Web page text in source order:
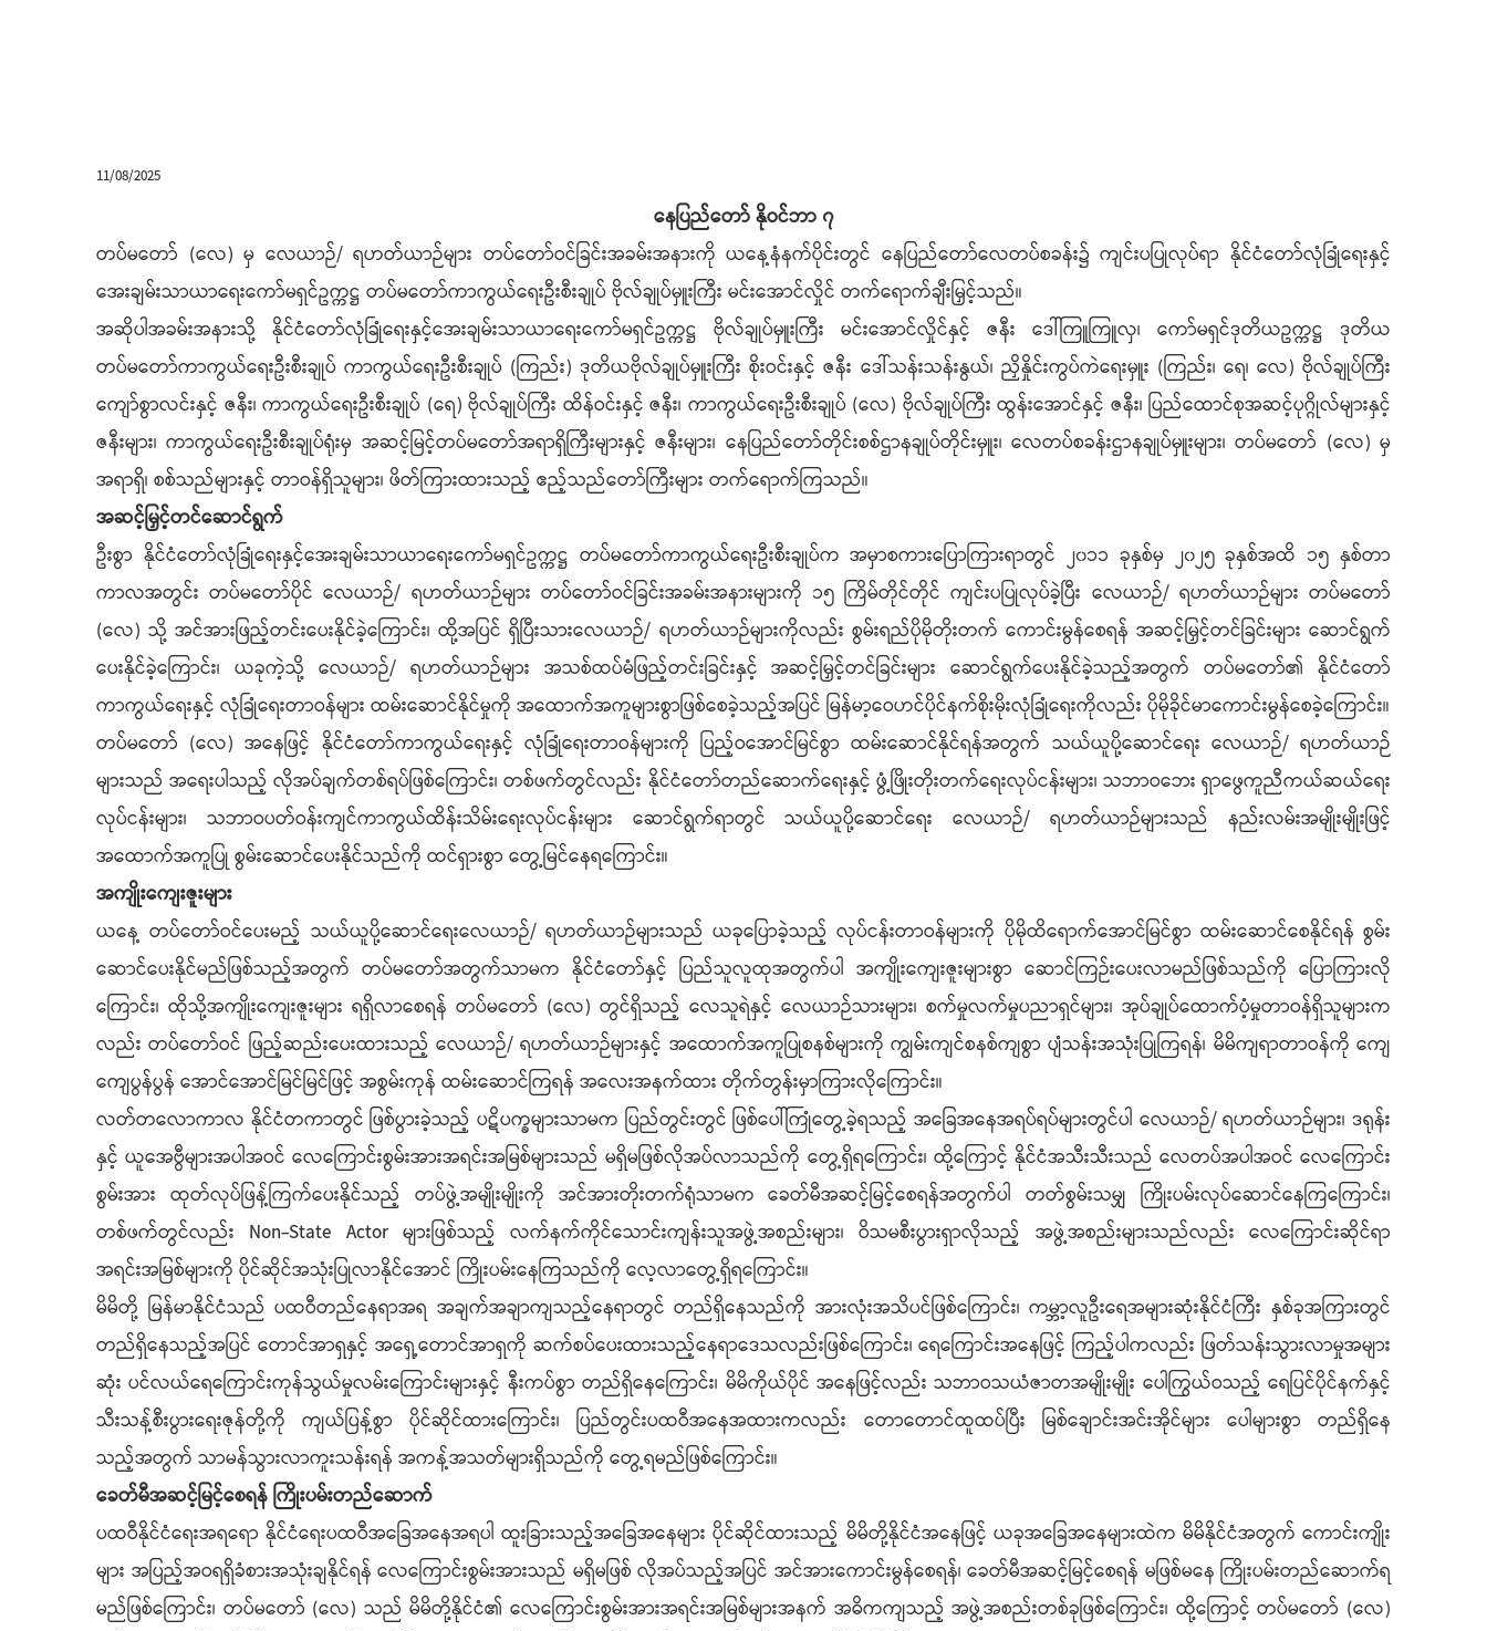
11/08/2025
နေပြည်တော် နိုဝင်ဘာ ၇
တပ်မတော် (လေ) မှ လေယာဉ်/ ရဟတ်ယာဉ်များ တပ်တော်ဝင်ခြင်းအခမ်းအနားကို ယနေ့နံနက်ပိုင်းတွင် နေပြည်တော်လေတပ်စခန်း၌ ကျင်းပပြုလုပ်ရာ နိုင်ငံတော်လုံခြုံရေးနှင့်
အေးချမ်းသာယာရေးကော်မရှင်ဥက္ကဋ္ဌ တပ်မတော်ကာကွယ်ရေးဦးစီးချုပ် ဗိုလ်ချုပ်မှူးကြီး မင်းအောင်လှိုင် တက်ရောက်ချီးမြှင့်သည်။
အဆိုပါအခမ်းအနားသို့ နိုင်ငံတော်လုံခြုံရေးနှင့်အေးချမ်းသာယာရေးကော်မရှင်ဥက္ကဋ္ဌ ဗိုလ်ချုပ်မှူးကြီး မင်းအောင်လှိုင်နှင့် ဇနီး ဒေါ်ကြူကြူလှ၊ ကော်မရှင်ဒုတိယဥက္ကဋ္ဌ ဒုတိယ
တပ်မတော်ကာကွယ်ရေးဦးစီးချုပ် ကာကွယ်ရေးဦးစီးချုပ် (ကြည်း) ဒုတိယဗိုလ်ချုပ်မှူးကြီး စိုးဝင်းနှင့် ဇနီး ဒေါ်သန်းသန်းနွယ်၊ ညှိနှိုင်းကွပ်ကဲရေးမှူး (ကြည်း၊ ရေ၊ လေ) ဗိုလ်ချုပ်ကြီး
ကျော်စွာလင်းနှင့် ဇနီး၊ ကာကွယ်ရေးဦးစီးချုပ် (ရေ) ဗိုလ်ချုပ်ကြီး ထိန်ဝင်းနှင့် ဇနီး၊ ကာကွယ်ရေးဦးစီးချုပ် (လေ) ဗိုလ်ချုပ်ကြီး ထွန်းအောင်နှင့် ဇနီး၊ ပြည်ထောင်စုအဆင့်ပုဂ္ဂိုလ်များနှင့်
ဇနီးများ၊ ကာကွယ်ရေးဦးစီးချုပ်ရုံးမှ အဆင့်မြင့်တပ်မတော်အရာရှိကြီးများနှင့် ဇနီးများ၊ နေပြည်တော်တိုင်းစစ်ဌာနချုပ်တိုင်းမှူး၊ လေတပ်စခန်းဌာနချုပ်မှူးများ၊ တပ်မတော် (လေ) မှ
အရာရှိ၊ စစ်သည်များနှင့် တာဝန်ရှိသူများ၊ ဖိတ်ကြားထားသည့် ဧည့်သည်တော်ကြီးများ တက်ရောက်ကြသည်။
အဆင့်မြှင့်တင်ဆောင်ရွက်
ဦးစွာ နိုင်ငံတော်လုံခြုံရေးနှင့်အေးချမ်းသာယာရေးကော်မရှင်ဥက္ကဋ္ဌ တပ်မတော်ကာကွယ်ရေးဦးစီးချုပ်က အမှာစကားပြောကြားရာတွင် ၂၀၁၁ ခုနှစ်မှ ၂၀၂၅ ခုနှစ်အထိ ၁၅ နှစ်တာ
ကာလအတွင်း တပ်မတော်ပိုင် လေယာဉ်/ ရဟတ်ယာဉ်များ တပ်တော်ဝင်ခြင်းအခမ်းအနားများကို ၁၅ ကြိမ်တိုင်တိုင် ကျင်းပပြုလုပ်ခဲ့ပြီး လေယာဉ်/ ရဟတ်ယာဉ်များ တပ်မတော်
(လေ) သို့ အင်အားဖြည့်တင်းပေးနိုင်ခဲ့ကြောင်း၊ ထို့အပြင် ရှိပြီးသားလေယာဉ်/ ရဟတ်ယာဉ်များကိုလည်း စွမ်းရည်ပိုမိုတိုးတက် ကောင်းမွန်စေရန် အဆင့်မြှင့်တင်ခြင်းများ ဆောင်ရွက်
ပေးနိုင်ခဲ့ကြောင်း၊ ယခုကဲ့သို့ လေယာဉ်/ ရဟတ်ယာဉ်များ အသစ်ထပ်မံဖြည့်တင်းခြင်းနှင့် အဆင့်မြှင့်တင်ခြင်းများ ဆောင်ရွက်ပေးနိုင်ခဲ့သည့်အတွက် တပ်မတော်၏ နိုင်ငံတော်
ကာကွယ်ရေးနှင့် လုံခြုံရေးတာဝန်များ ထမ်းဆောင်နိုင်မှုကို အထောက်အကူများစွာဖြစ်စေခဲ့သည့်အပြင် မြန်မာ့ဝေဟင်ပိုင်နက်စိုးမိုးလုံခြုံရေးကိုလည်း ပိုမိုခိုင်မာကောင်းမွန်စေခဲ့ကြောင်း။
တပ်မတော် (လေ) အနေဖြင့် နိုင်ငံတော်ကာကွယ်ရေးနှင့် လုံခြုံရေးတာဝန်များကို ပြည့်ဝအောင်မြင်စွာ ထမ်းဆောင်နိုင်ရန်အတွက် သယ်ယူပို့ဆောင်ရေး လေယာဉ်/ ရဟတ်ယာဉ်
များသည် အရေးပါသည့် လိုအပ်ချက်တစ်ရပ်ဖြစ်ကြောင်း၊ တစ်ဖက်တွင်လည်း နိုင်ငံတော်တည်ဆောက်ရေးနှင့် ဖွံ့ဖြိုးတိုးတက်ရေးလုပ်ငန်းများ၊ သဘာဝဘေး ရှာဖွေကူညီကယ်ဆယ်ရေး
လုပ်ငန်းများ၊ သဘာဝပတ်ဝန်းကျင်ကာကွယ်ထိန်းသိမ်းရေးလုပ်ငန်းများ ဆောင်ရွက်ရာတွင် သယ်ယူပို့ဆောင်ရေး လေယာဉ်/ ရဟတ်ယာဉ်များသည် နည်းလမ်းအမျိုးမျိုးဖြင့်
အထောက်အကူပြု စွမ်းဆောင်ပေးနိုင်သည်ကို ထင်ရှားစွာ တွေ့မြင်နေရကြောင်း။
အကျိုးကျေးဇူးများ
ယနေ့ တပ်တော်ဝင်ပေးမည့် သယ်ယူပို့ဆောင်ရေးလေယာဉ်/ ရဟတ်ယာဉ်များသည် ယခုပြောခဲ့သည့် လုပ်ငန်းတာဝန်များကို ပိုမိုထိရောက်အောင်မြင်စွာ ထမ်းဆောင်စေနိုင်ရန် စွမ်း
ဆောင်ပေးနိုင်မည်ဖြစ်သည့်အတွက် တပ်မတော်အတွက်သာမက နိုင်ငံတော်နှင့် ပြည်သူလူထုအတွက်ပါ အကျိုးကျေးဇူးများစွာ ဆောင်ကြဉ်းပေးလာမည်ဖြစ်သည်ကို ပြောကြားလို
ကြောင်း၊ ထိုသို့အကျိုးကျေးဇူးများ ရရှိလာစေရန် တပ်မတော် (လေ) တွင်ရှိသည့် လေသူရဲနှင့် လေယာဉ်သားများ၊ စက်မှုလက်မှုပညာရှင်များ၊ အုပ်ချုပ်ထောက်ပံ့မှုတာဝန်ရှိသူများက
လည်း တပ်တော်ဝင် ဖြည့်ဆည်းပေးထားသည့် လေယာဉ်/ ရဟတ်ယာဉ်များနှင့် အထောက်အကူပြုစနစ်များကို ကျွမ်းကျင်စနစ်ကျစွာ ပျံသန်းအသုံးပြုကြရန်၊ မိမိကျရာတာဝန်ကို ကျေ
ကျေပွန်ပွန် အောင်အောင်မြင်မြင်ဖြင့် အစွမ်းကုန် ထမ်းဆောင်ကြရန် အလေးအနက်ထား တိုက်တွန်းမှာကြားလိုကြောင်း။
လတ်တလောကာလ နိုင်ငံတကာတွင် ဖြစ်ပွားခဲ့သည့် ပဋိပက္ခများသာမက ပြည်တွင်းတွင် ဖြစ်ပေါ်ကြုံတွေ့ခဲ့ရသည့် အခြေအနေအရပ်ရပ်များတွင်ပါ လေယာဉ်/ ရဟတ်ယာဉ်များ၊ ဒရုန်း
နှင့် ယူအေဗွီများအပါအဝင် လေကြောင်းစွမ်းအားအရင်းအမြစ်များသည် မရှိမဖြစ်လိုအပ်လာသည်ကို တွေ့ရှိရကြောင်း၊ ထို့ကြောင့် နိုင်ငံအသီးသီးသည် လေတပ်အပါအဝင် လေကြောင်း
စွမ်းအား ထုတ်လုပ်ဖြန့်ကြက်ပေးနိုင်သည့် တပ်ဖွဲ့အမျိုးမျိုးကို အင်အားတိုးတက်ရုံသာမက ခေတ်မီအဆင့်မြင့်စေရန်အတွက်ပါ တတ်စွမ်းသမျှ ကြိုးပမ်းလုပ်ဆောင်နေကြကြောင်း၊
တစ်ဖက်တွင်လည်း Non-State Actor များဖြစ်သည့် လက်နက်ကိုင်သောင်းကျန်းသူအဖွဲ့အစည်းများ၊ ဝိသမစီးပွားရှာလိုသည့် အဖွဲ့အစည်းများသည်လည်း လေကြောင်းဆိုင်ရာ
အရင်းအမြစ်များကို ပိုင်ဆိုင်အသုံးပြုလာနိုင်အောင် ကြိုးပမ်းနေကြသည်ကို လေ့လာတွေ့ရှိရကြောင်း။
မိမိတို့ မြန်မာနိုင်ငံသည် ပထဝီတည်နေရာအရ အချက်အချာကျသည့်နေရာတွင် တည်ရှိနေသည်ကို အားလုံးအသိပင်ဖြစ်ကြောင်း၊ ကမ္ဘာ့လူဦးရေအများဆုံးနိုင်ငံကြီး နှစ်ခုအကြားတွင်
တည်ရှိနေသည့်အပြင် တောင်အာရှနှင့် အရှေ့တောင်အာရှကို ဆက်စပ်ပေးထားသည့်နေရာဒေသလည်းဖြစ်ကြောင်း၊ ရေကြောင်းအနေဖြင့် ကြည့်ပါကလည်း ဖြတ်သန်းသွားလာမှုအများ
ဆုံး ပင်လယ်ရေကြောင်းကုန်သွယ်မှုလမ်းကြောင်းများနှင့် နီးကပ်စွာ တည်ရှိနေကြောင်း၊ မိမိကိုယ်ပိုင် အနေဖြင့်လည်း သဘာဝသယံဇာတအမျိုးမျိုး ပေါကြွယ်ဝသည့် ရေပြင်ပိုင်နက်နှင့်
သီးသန့်စီးပွားရေးဇုန်တို့ကို ကျယ်ပြန့်စွာ ပိုင်ဆိုင်ထားကြောင်း၊ ပြည်တွင်းပထဝီအနေအထားကလည်း တောတောင်ထူထပ်ပြီး မြစ်ချောင်းအင်းအိုင်များ ပေါများစွာ တည်ရှိနေ
သည့်အတွက် သာမန်သွားလာကူးသန်းရန် အကန့်အသတ်များရှိသည်ကို တွေ့ရမည်ဖြစ်ကြောင်း။
ခေတ်မီအဆင့်မြင့်စေရန် ကြိုးပမ်းတည်ဆောက်
ပထဝီနိုင်ငံရေးအရရော နိုင်ငံရေးပထဝီအခြေအနေအရပါ ထူးခြားသည့်အခြေအနေများ ပိုင်ဆိုင်ထားသည့် မိမိတို့နိုင်ငံအနေဖြင့် ယခုအခြေအနေများထဲက မိမိနိုင်ငံအတွက် ကောင်းကျိုး
များ အပြည့်အဝရရှိခံစားအသုံးချနိုင်ရန် လေကြောင်းစွမ်းအားသည် မရှိမဖြစ် လိုအပ်သည့်အပြင် အင်အားကောင်းမွန်စေရန်၊ ခေတ်မီအဆင့်မြင့်စေရန် မဖြစ်မနေ ကြိုးပမ်းတည်ဆောက်ရ
မည်ဖြစ်ကြောင်း၊ တပ်မတော် (လေ) သည် မိမိတို့နိုင်ငံ၏ လေကြောင်းစွမ်းအားအရင်းအမြစ်များအနက် အဓိကကျသည့် အဖွဲ့အစည်းတစ်ခုဖြစ်ကြောင်း၊ ထို့ကြောင့် တပ်မတော် (လေ)